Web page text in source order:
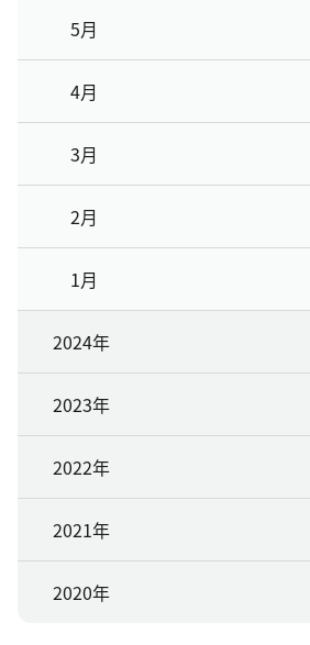
5月
4月
3月
2月
1月
2024年
2023年
2022年
2021年
2020年